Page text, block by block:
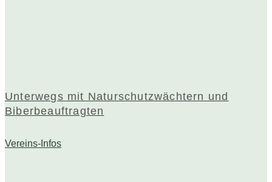
Unterwegs mit Naturschutzwächtern und
Biberbeauftragten
Vereins-Infos